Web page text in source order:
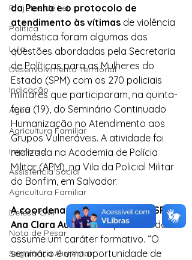
Projetos de Lei
Política
Lula
Desenvolvimento Territorial
Indicação
Água
Agricultura Familiar
Imprensa
Assistência Social
Agricultura Familiar
Defesa Civil
Nota de Pesar
Segurança Alimentar
da Penha e o protocolo de
atendimento às vítimas de violência
doméstica foram algumas das
questões abordadas pela Secretaria
de Políticas para as Mulheres do
Estado (SPM) com os 270 policiais
militares que participaram, na quinta-
feira (19), do Seminário Continuado
Humanização no Atendimento aos
Grupos Vulneráveis. A atividade foi
realizada na Academia de Polícia
Militar (APM), na Vila da Policial Militar
do Bonfim, em Salvador.
A coordenadora executiva da SPM,
Ana Clara Auto falou que a atividade
assume um caráter formativo. “O
seminário é uma oportunidade de